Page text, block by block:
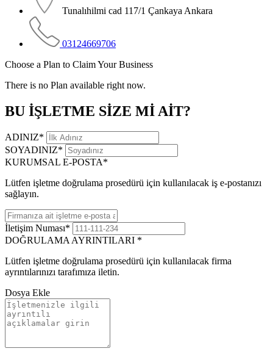
Tunalıhilmi cad 117/1 Çankaya Ankara
03124669706
Choose a Plan to Claim Your Business
There is no Plan available right now.
BU İŞLETME SİZE Mİ AİT?
ADINIZ*
SOYADINIZ*
KURUMSAL E-POSTA*
Lütfen işletme doğrulama prosedürü için kullanılacak iş e-postanızı
sağlayın.
İletişim Numası*
DOĞRULAMA AYRINTILARI *
Lütfen işletme doğrulama prosedürü için kullanılacak firma
ayrıntılarınızı tarafımıza iletin.
Dosya Ekle